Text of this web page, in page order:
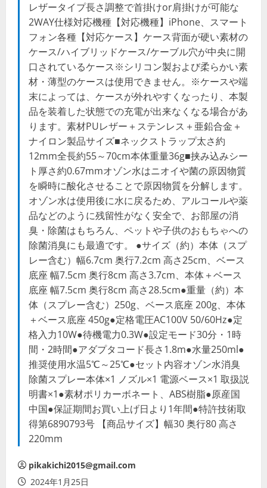
レザータイプ長さ調整で首掛けor肩掛けが可能な
2WAY仕様対応機種【対応機種】iPhone、スマート
フォン各種【対応ケース】ケース背面が硬い素材の
ケース/ハイブリッドケース/ケーブル穴が中央に開
口されているケース※シリコン製および柔らかい素
材・薄型のケースは使用できません。※ケースや端
末によっては、ケースが外れやすくなったり、本製
品を装着した状態での充電が出来なくなる場合があ
ります。素材PUレザー＋ステンレス＋亜鉛合金＋
ナイロン製品サイズ■ネックストラップ太さ約
12mm全長約55～70cm本体重量36g■挟み込みシー
ト厚さ約0.67mmオゾン水はニオイや菌の原因物質
を瞬時に酸化させることで原因物質を分解します。
オゾン水は使用後に水に戻るため、アルコールや薬
品などのように残留性がなく安全で、お部屋の消
臭・除菌はもちろん、ペットや子供のおもちゃへの
除菌消臭にも最適です。 ●サイズ（約）本体（スプ
レー含む）幅6.7cm 奥行7.2cm 高さ25cm、ベース
底座 幅7.5cm 奥行8cm 高さ3.7cm、本体＋ベース
底座 幅7.5cm 奥行8cm 高さ28.5cm●重量（約）本
体（スプレー含む）250g、ベース底座 200g、本体
＋ベース底座 450g●定格電圧AC100V 50/60Hz●定
格入力10W●待機電力0.3W●設定モード30分・1時
間・2時間●アダプタコード長さ1.8m●水量250ml●
推奨使用水温5℃～25℃●セット内容オゾン水消臭
除菌スプレー本体×1 ノズル×1 電源ベース×1 取扱説
明書×1●素材ポリカーボネート、ABS樹脂●原産国
中国●保証期間お買い上げ日より1年間●特許技術取
得第6890793号 【商品サイズ】幅30 奥行80 高さ
220mm
pikakichi2015@gmail.com
2024年1月25日